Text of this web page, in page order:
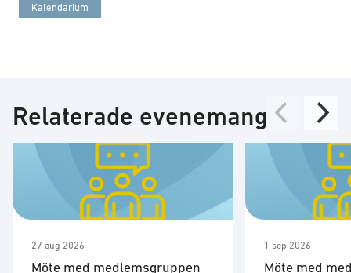
Kalendarium
Relaterade evenemang
27 aug 2026
Möte med medlemsgruppen
1 sep 2026
Möte med